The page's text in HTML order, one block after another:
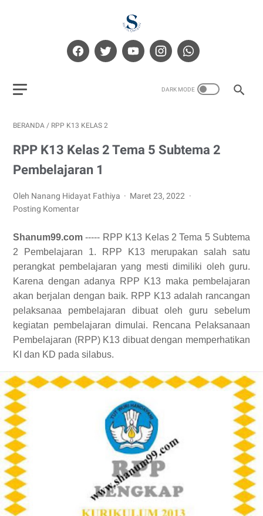
BERANDA / RPP K13 KELAS 2
RPP K13 Kelas 2 Tema 5 Subtema 2
Pembelajaran 1
Oleh Nanang Hidayat Fathiya
Maret 23, 2022
Posting Komentar
Shanum99.com ----- RPP K13 Kelas 2 Tema 5 Subtema
2 Pembelajaran 1. RPP K13 merupakan salah satu
perangkat pembelajaran yang mesti dimiliki oleh guru.
Karena dengan adanya RPP K13 maka pembelajaran
akan berjalan dengan baik. RPP K13 adalah rancangan
pelaksanaa pembelajaran dibuat oleh guru sebelum
kegiatan pembelajaran dimulai. Rencana Pelaksanaan
Pembelajaran (RPP) K13 dibuat dengan memperhatikan
KI dan KD pada silabus.